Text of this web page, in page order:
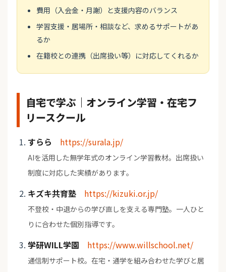
費用（入会金・月謝）と支援内容のバランス
学習支援・居場所・相談など、求めるサポートがあ
るか
在籍校との連携（出席扱い等）に対応してくれるか
自宅で学ぶ｜オンライン学習・在宅フ
リースクール
すらら https://surala.jp/
AIを活用した無学年式のオンライン学習教材。出席扱い
制度に対応した実績があります。
キズキ共育塾 https://kizuki.or.jp/
不登校・中退からの学び直しを支える専門塾。一人ひと
りに合わせた個別指導です。
学研WILL学園 https://www.willschool.net/
通信制サポート校。在宅・通学を組み合わせた学びと居